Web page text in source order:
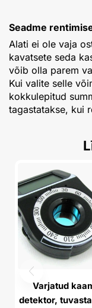
Seadme
Alati ei ole vaja
kavatsete seda
võib olla parem
Kui valite selle
kokkulepitud
tagastatakse, kui
Varjatud
detektor,